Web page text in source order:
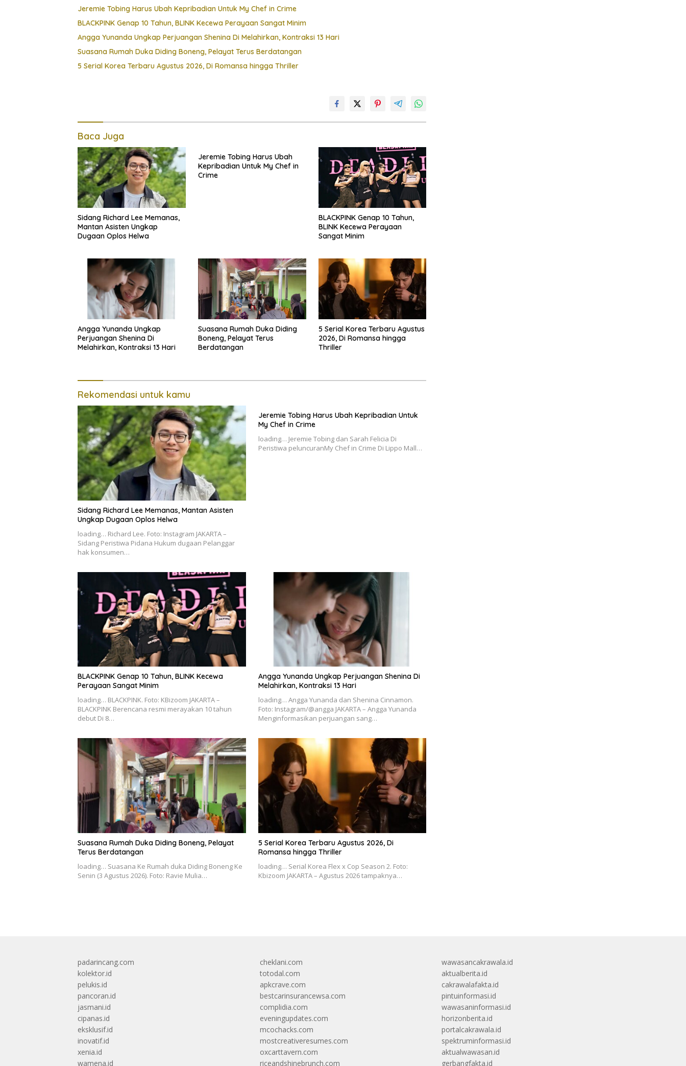
Jeremie Tobing Harus Ubah Kepribadian Untuk My Chef in Crime
BLACKPINK Genap 10 Tahun, BLINK Kecewa Perayaan Sangat Minim
Angga Yunanda Ungkap Perjuangan Shenina Di Melahirkan, Kontraksi 13 Hari
Suasana Rumah Duka Diding Boneng, Pelayat Terus Berdatangan
5 Serial Korea Terbaru Agustus 2026, Di Romansa hingga Thriller
Baca Juga
Sidang Richard Lee Memanas,
Mantan Asisten Ungkap
Dugaan Oplos Helwa
Jeremie Tobing Harus Ubah
Kepribadian Untuk My Chef in
Crime
BLACKPINK Genap 10 Tahun,
BLINK Kecewa Perayaan
Sangat Minim
Angga Yunanda Ungkap
Perjuangan Shenina Di
Melahirkan, Kontraksi 13 Hari
Suasana Rumah Duka Diding
Boneng, Pelayat Terus
Berdatangan
5 Serial Korea Terbaru Agustus
2026, Di Romansa hingga
Thriller
Rekomendasi untuk kamu
Sidang Richard Lee Memanas, Mantan Asisten
Ungkap Dugaan Oplos Helwa
loading… Richard Lee. Foto: Instagram JAKARTA –
Sidang Peristiwa Pidana Hukum dugaan Pelanggar
hak konsumen…
Jeremie Tobing Harus Ubah Kepribadian Untuk
My Chef in Crime
loading… Jeremie Tobing dan Sarah Felicia Di
Peristiwa peluncuranMy Chef in Crime Di Lippo Mall…
BLACKPINK Genap 10 Tahun, BLINK Kecewa
Perayaan Sangat Minim
loading… BLACKPINK. Foto: KBizoom JAKARTA –
BLACKPINK Berencana resmi merayakan 10 tahun
debut Di 8…
Angga Yunanda Ungkap Perjuangan Shenina Di
Melahirkan, Kontraksi 13 Hari
loading… Angga Yunanda dan Shenina Cinnamon.
Foto: Instagram/@angga JAKARTA – Angga Yunanda
Menginformasikan perjuangan sang…
Suasana Rumah Duka Diding Boneng, Pelayat
Terus Berdatangan
loading… Suasana Ke Rumah duka Diding Boneng Ke
Senin (3 Agustus 2026). Foto: Ravie Mulia…
5 Serial Korea Terbaru Agustus 2026, Di
Romansa hingga Thriller
loading… Serial Korea Flex x Cop Season 2. Foto:
Kbizoom JAKARTA – Agustus 2026 tampaknya…
padarincang.com
kolektor.id
pelukis.id
pancoran.id
jasmani.id
cipanas.id
eksklusif.id
inovatif.id
xenia.id
wamena.id
cheklani.com
totodal.com
apkcrave.com
bestcarinsurancewsa.com
complidia.com
eveningupdates.com
mcochacks.com
mostcreativeresumes.com
oxcarttavern.com
riceandshinebrunch.com
wawasancakrawala.id
aktualberita.id
cakrawalafakta.id
pintuinformasi.id
wawasaninformasi.id
horizonberita.id
portalcakrawala.id
spektruminformasi.id
aktualwawasan.id
gerbangfakta.id